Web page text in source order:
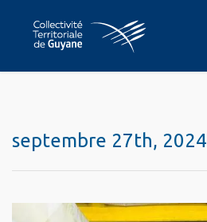
septembre 27th, 2024